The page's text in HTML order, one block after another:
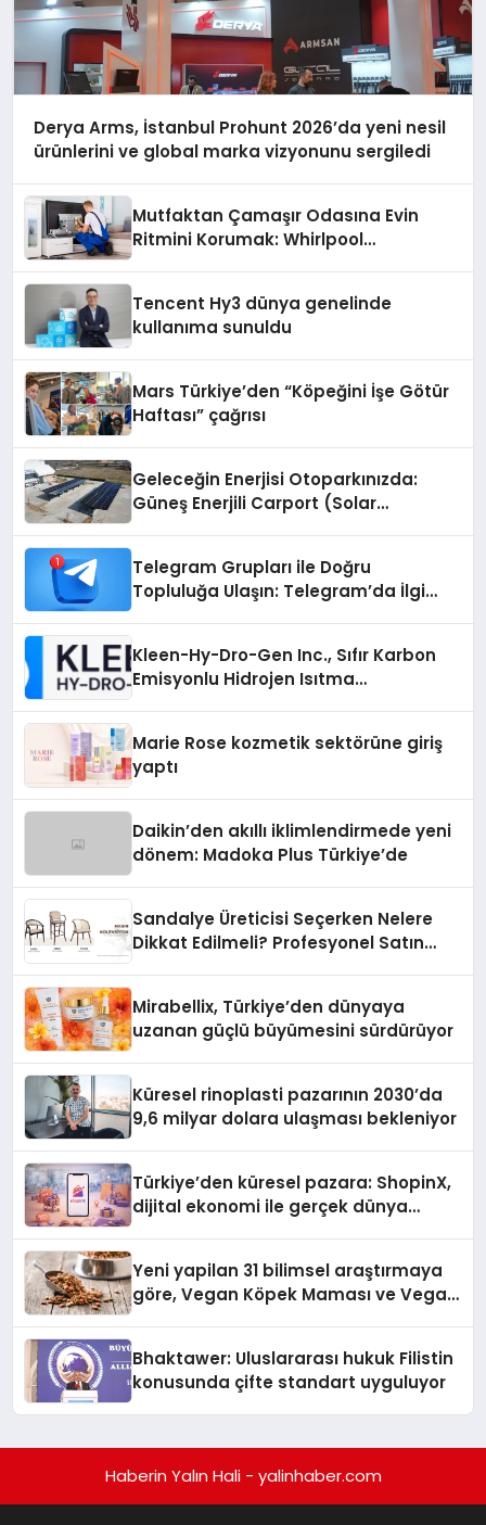
Derya Arms, İstanbul Prohunt 2026’da yeni nesil
ürünlerini ve global marka vizyonunu sergiledi
Mutfaktan Çamaşır Odasına Evin
Ritmini Korumak: Whirlpool
Tencent Hy3 dünya genelinde
kullanıma sunuldu
Mars Türkiye’den “Köpeğini İşe Götür
Haftası” çağrısı
Geleceğin Enerjisi Otoparkınızda:
Güneş Enerjili Carport (Solar
Telegram Grupları ile Doğru
Topluluğa Ulaşın: Telegram’da İlgi
Kleen-Hy-Dro-Gen Inc., Sıfır Karbon
Emisyonlu Hidrojen Isıtma
Marie Rose kozmetik sektörüne giriş
yaptı
Daikin’den akıllı iklimlendirmede yeni
dönem: Madoka Plus Türkiye’de
Sandalye Üreticisi Seçerken Nelere
Dikkat Edilmeli? Profesyonel Satın
Mirabellix, Türkiye’den dünyaya
uzanan güçlü büyümesini sürdürüyor
Küresel rinoplasti pazarının 2030’da
9,6 milyar dolara ulaşması bekleniyor
Türkiye’den küresel pazara: ShopinX,
dijital ekonomi ile gerçek dünya
Yeni yapilan 31 bilimsel araştırmaya
göre, Vegan Köpek Maması ve Vegan
Bhaktawer: Uluslararası hukuk Filistin
konusunda çifte standart uyguluyor
Haberin Yalın Hali - yalinhaber.com